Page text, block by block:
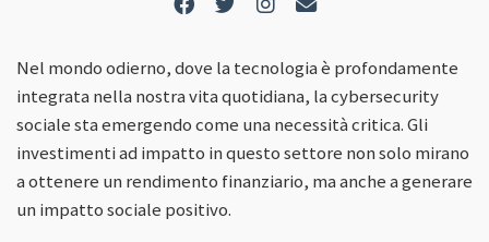
Nel mondo odierno, dove la tecnologia è profondamente
integrata nella nostra vita quotidiana, la cybersecurity
sociale sta emergendo come una necessità critica. Gli
investimenti ad impatto in questo settore non solo mirano
a ottenere un rendimento finanziario, ma anche a generare
un impatto sociale positivo.